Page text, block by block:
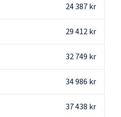
24 387 kr
29 412 kr
32 749 kr
34 986 kr
37 438 kr